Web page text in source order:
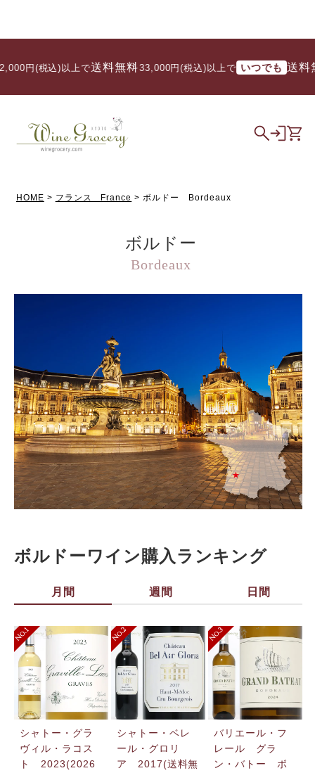
上で送料無料/ 33,000円(税込)以上で いつでも 送料無料
HOME フランス France ボルドー Bordeaux
ボルドー
Bordeaux
ボルドーワイン購入ランキング
月間 週間 日間
シャトー・グラ
ヴィル・ラコス
ト 2023(2026
シャトー・ベレ
ール・グロリ
ア 2017(送料無
バリエール・フ
レール グラ
ン・バトー ボ